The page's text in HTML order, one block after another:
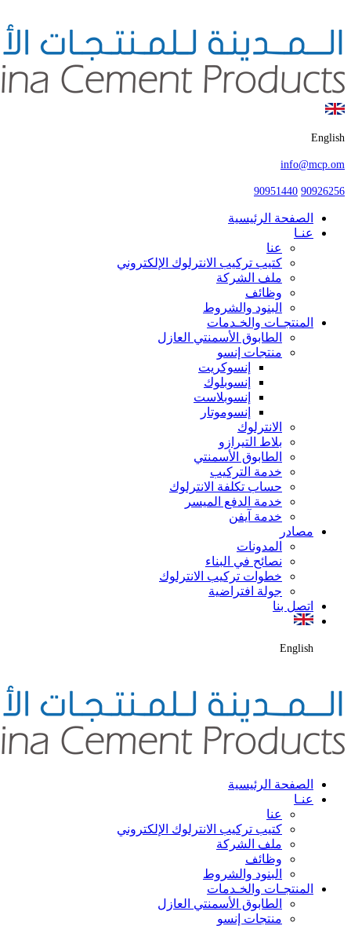
English
info@mcp.om
90926256
90951440
الصفحة الرئيسية
عنـا
عنا
كتيب تركيب الانترلوك الإلكتروني
ملف الشركة
وظائف
البنود والشروط
المنتجـات والخـدمات
الطابوق الأسمنتي العازل
منتجات إنسو
إنسوكريت
إنسوبلوك
إنسوبلاست
إنسوموتار
الانترلوك
بلاط التيرازو
الطابوق الأسمنتي
خدمة التركيب
حساب تكلفة الانترلوك
خدمة الدفع الميسر
خدمة آيفن
مصادر
المدونات
نصائح في البناء
خطوات تركيب الانترلوك
جولة افتراضية
اتصل بنا
English
الصفحة الرئيسية
عنـا
عنا
كتيب تركيب الانترلوك الإلكتروني
ملف الشركة
وظائف
البنود والشروط
المنتجـات والخـدمات
الطابوق الأسمنتي العازل
منتجات إنسو